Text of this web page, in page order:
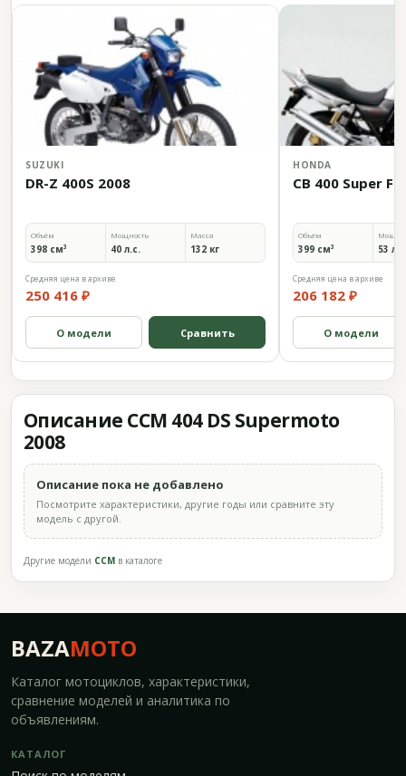
SUZUKI
DR-Z 400S 2008
Объём
398 см³
Мощность
40 л.с.
Масса
132 кг
Средняя цена в архиве
250 416 ₽
О модели Сравнить
HONDA
CB 400 Super
Объём
399 см³ 53
Средняя цена в архиве
206 182 ₽
О модели
Описание CCM 404 DS Supermoto
2008
Описание пока не добавлено
Посмотрите характеристики, другие годы или сравните эту
модель с другой.
Другие модели CCM в каталоге
BAZAMOTO
Каталог мотоциклов, характеристики,
сравнение моделей и аналитика по
объявлениям.
КАТАЛОГ